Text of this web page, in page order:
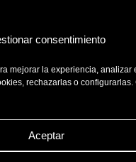
consentimiento
mejorar la experiencia, analizar
rechazarlas o
Aceptar